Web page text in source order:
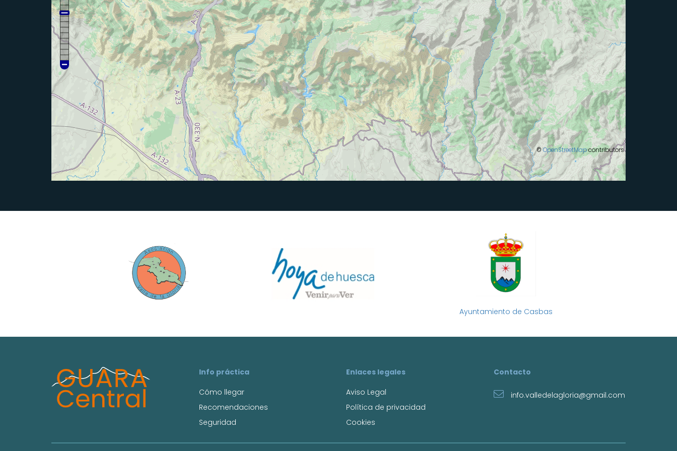
©OpenStreetMapcontributors
Ayuntamiento de Casbas
Info práctica
Cómo llegar
Recomendaciones
Seguridad
Enlaces legales
Aviso Legal
Política de privacidad
Cookies
Contacto
info.valledelagloria@gmail.com